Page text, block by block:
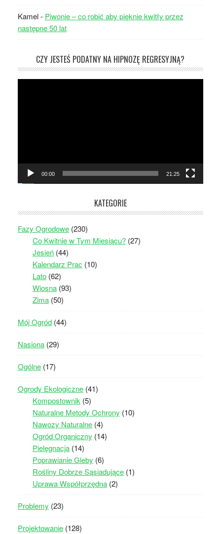
Kamel- Piwonie – co robić aby pięknie kwitły przez
następne 50 lat
CZY JESTEŚ PODATNY NA HIPNOZĘ REGRESYJNĄ?
00:00 21:25
KATEGORIE
Fazy Ogrodowe(230)
Co Kwitnie w Tym Miesiącu?(27)
Jesień(44)
Kalendarz Prac (10)
Lato(62)
Wiosna(93)
Zima(50)
Mój Ogród(44)
Nasiona(29)
Ogólne(17)
Ogrody Ekologiczne(41)
Kompostownik(5)
Naturalne Metody Ochrony (10)
Nawozy Naturalne(4)
Ogród Organiczny (14)
Pielęgnacja(14)
Poprawianie Gleby (6)
Rośliny Dobrze Sąsiadujące(1)
Uprawa Współprzędna(2)
Problemy (23)
Projektowanie(128)